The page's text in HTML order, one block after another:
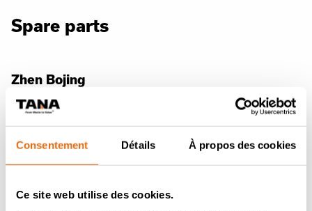
Consentement Détails À propos des cookies
Ce site web utilise des cookies.
Spare parts
Zhen Bojing
+886 972 791 568
Ventes